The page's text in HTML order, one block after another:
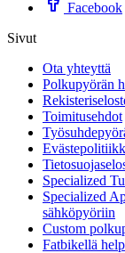
Facebook
Sivut
Ota yhteyttä
Polkupyörän
Toimitusehdot
Specialized
Specialized
sähköpyöriin
Custom
Fatbikellä